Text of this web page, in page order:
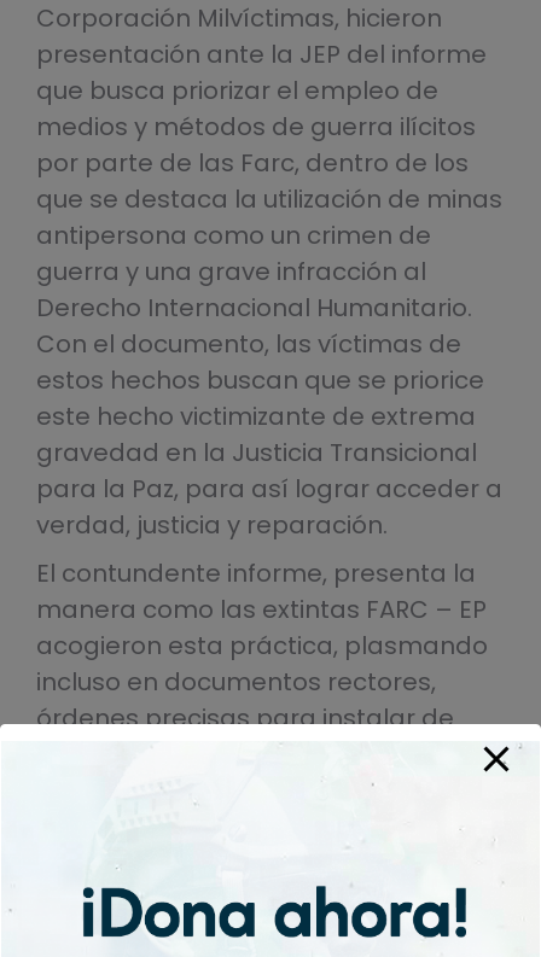
Corporación Milvíctimas, hicieron
presentación ante la JEP del informe
que busca priorizar el empleo de
medios y métodos de guerra ilícitos
por parte de las Farc, dentro de los
que se destaca la utilización de minas
antipersona como un crimen de
guerra y una grave infracción al
Derecho Internacional Humanitario.
Con el documento, las víctimas de
estos hechos buscan que se priorice
este hecho victimizante de extrema
gravedad en la Justicia Transicional
para la Paz, para así lograr acceder a
verdad, justicia y reparación.
El contundente informe, presenta la
manera como las extintas FARC – EP
acogieron esta práctica, plasmando
incluso en documentos rectores,
órdenes precisas para instalar de
manera permanente minas
antipersonas en los territorios, sin
importar la presencia de población
civil y menores de edad en ellos.
El informe entregado, logra a su vez
soportar con evidencia hechos de